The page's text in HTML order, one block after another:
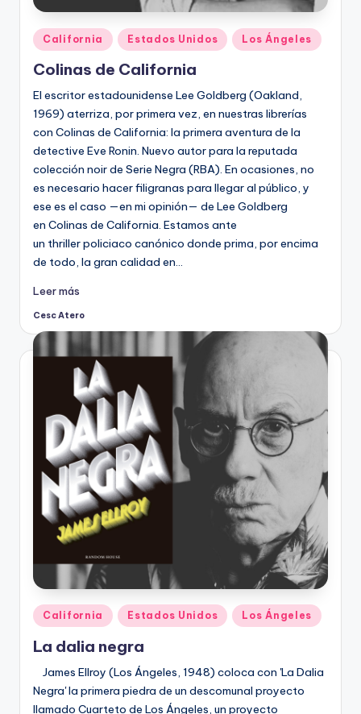
Publicado
en
California Estados Unidos Los Ángeles
Colinas de California
El escritor estadounidense Lee Goldberg (Oakland,
1969) aterriza, por primera vez, en nuestras librerías
con Colinas de California: la primera aventura de la
detective Eve Ronin. Nuevo autor para la reputada
colección noir de Serie Negra (RBA). En ocasiones, no
es necesario hacer filigranas para llegar al público, y
ese es el caso —en mi opinión— de Lee Goldberg
en Colinas de California. Estamos ante
un thriller policiaco canónico donde prima, por encima
de todo, la gran calidad en…
Leer más
Publicado
Cesc Atero
Publicado
en
California Estados Unidos Los Ángeles
La dalia negra
James Ellroy (Los Ángeles, 1948) coloca con 'La Dalia
Negra' la primera piedra de un descomunal proyecto
llamado Cuarteto de Los Ángeles, un proyecto